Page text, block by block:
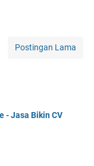
Postingan Lama
- Jasa Bikin CV